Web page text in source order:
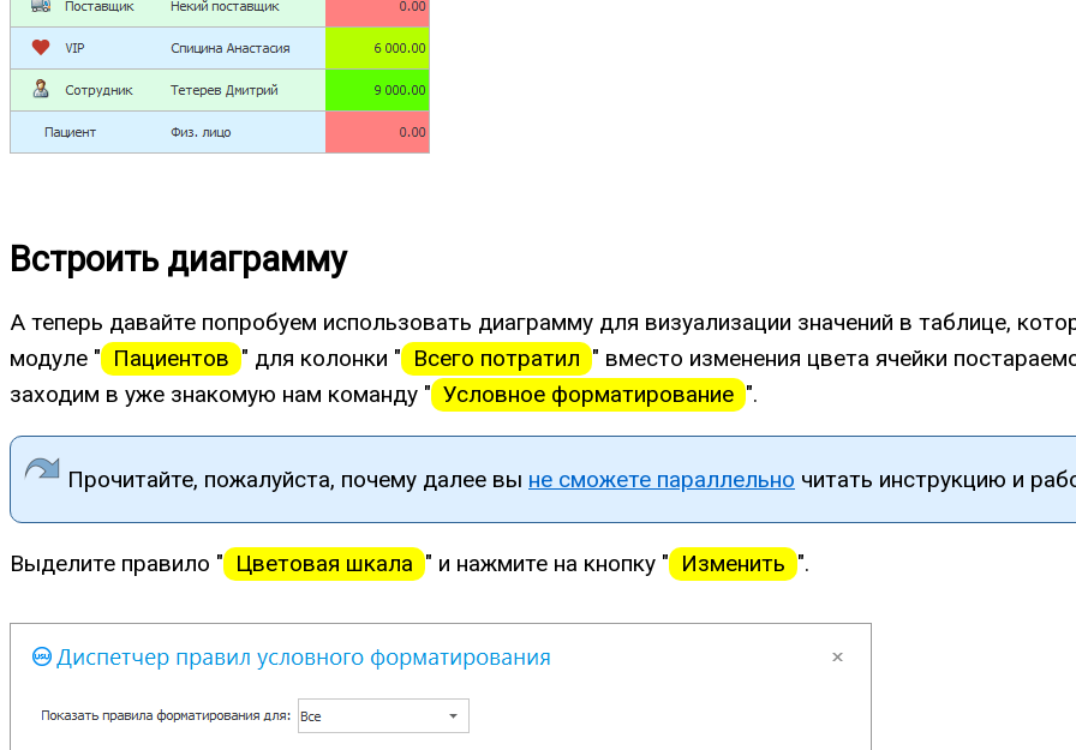
Встроить диаграмму
А теперь давайте попробуем использовать диаграмму для визуализации значений в таблице,
модуле " Пациентов " для колонки " Всего потратил " вместо изменения цвета ячейки
заходим в уже знакомую нам команду " Условное форматирование ".
Прочитайте, пожалуйста, почему далее вы не сможете параллельно читать инструкцию и
Выделите правило " Цветовая шкала " и нажмите на кнопку " Изменить ".